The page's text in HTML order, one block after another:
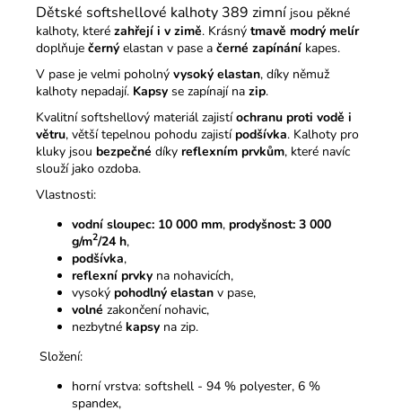
Dětské softshellové kalhoty 389 zimní jsou pěkné
kalhoty, které zahřejí i v zimě. Krásný tmavě modrý melír
doplňuje černý elastan v pase a černé zapínání kapes.
V pase je velmi poholný vysoký elastan, díky němuž
kalhoty nepadají. Kapsy se zapínají na zip.
Kvalitní softshellový materiál zajistíochranu proti vodě i
větru, větší tepelnou pohodu zajistípodšívka. Kalhoty pro
kluky jsou bezpečné díky reflexním prvkům, které navíc
slouží jako ozdoba.
Vlastnosti:
vodní sloupec: 10 000 mm, prodyšnost: 3 000
g/m2/24 h,
podšívka,
reflexní prvky na nohavicích,
vysoký pohodlný elastan v pase,
volné zakončení nohavic,
nezbytné kapsy na zip.
Složení:
horní vrstva: softshell - 94 % polyester, 6 %
spandex,